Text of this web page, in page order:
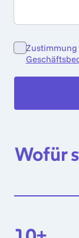
Zustimmung
Wofür